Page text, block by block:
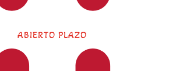
ABIERTO PLAZO